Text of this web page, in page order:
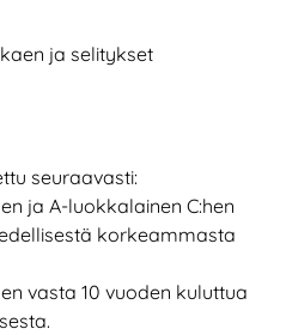
ja selitykset
seuraavasti:
ja A-luokkalainen C:hen
korkeammasta
vasta 10 vuoden kuluttua